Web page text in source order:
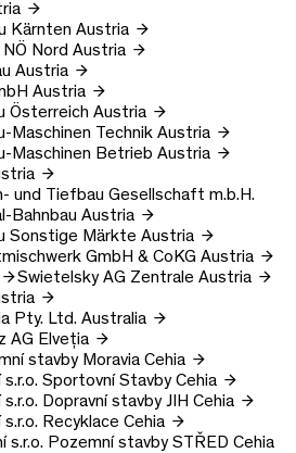
Kärnten Austria
Nord Austria
Austria
Austria
Österreich Austria
Maschinen Technik Austria
Maschinen Betrieb Austria
und Tiefbau Gesellschaft m.b.H.
Bahnbau Austria
Sonstige Märkte Austria
GmbH & CoKG Austria
Swietelsky AG Zentrale Austria
Pty. Ltd. Australia
AG Elveția
stavby Moravia Cehia
Sportovní Stavby Cehia
Dopravní stavby JIH Cehia
Recyklace Cehia
s.r.o. Pozemní stavby STŘED Cehia